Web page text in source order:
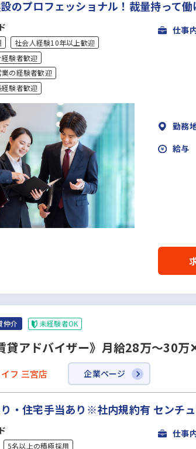
のプロフェッショナル！裁量持って働
社会人経験10年以上歓迎
験者歓迎
の経験者歓迎
験者歓迎
仕事
勤務
給与
仲介 未経験者OK
貸アドバイザー》月給28万～30
フ 三宮店 企業ページ
・住宅手当あり※社内規約有 センチ
5名以上の積極採用
仕事